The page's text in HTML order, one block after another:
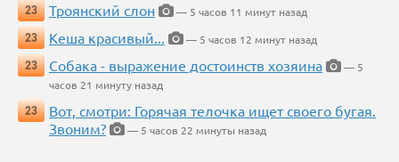
23
Троянский слон
— 5 часов 11 минут назад
23
Кеша красивый...
— 5 часов 12 минут назад
23
Собака - выражение достоинств хозяина
— 5
часов 21 минуту назад
23
Вот, смотри: Горячая телочка ищет своего бугая.
Звоним?
— 5 часов 22 минуты назад